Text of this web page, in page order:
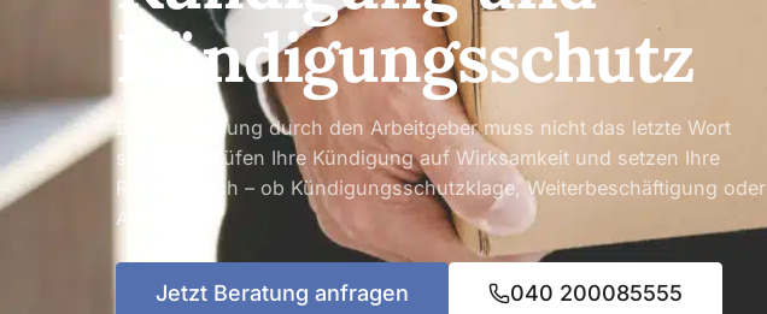
Kündigungsschutz
Eine Kündigung durch den Arbeitgeber muss nicht das letzte Wort
sein. Wir prüfen Ihre Kündigung auf Wirksamkeit und setzen Ihre
Rechte durch – ob Kündigungsschutzklage, Weiterbeschäftigung oder
Abfindung.
Jetzt Beratung anfragen 040 200085555